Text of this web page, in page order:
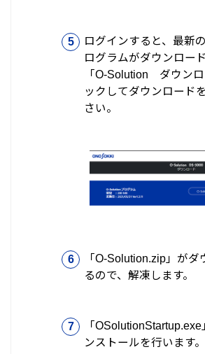
ログインすると、最新
ログラムがダウンロー
「O-Solution ダウン
ックしてダウンロード
さい。
「O-Solution.zip」が
るので、解凍します。
「
ンストールを行います。